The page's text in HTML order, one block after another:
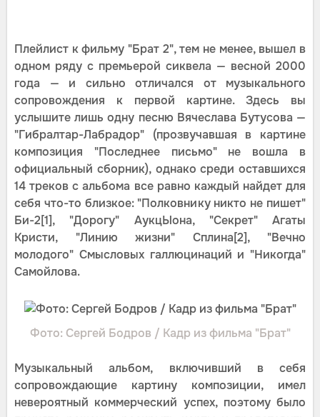
Плейлист к фильму "Брат 2", тем не менее, вышел в
одном ряду с премьерой сиквела — весной 2000
года — и сильно отличался от музыкального
сопровождения к первой картине. Здесь вы
услышите лишь одну песню Вячеслава Бутусова —
"Гибралтар-Лабрадор" (прозвучавшая в картине
композиция "Последнее письмо" не вошла в
официальный сборник), однако среди оставшихся
14 треков с альбома все равно каждый найдет для
себя что-то близкое: "Полковнику никто не пишет"
Би-2[1], "Дорогу" АукцЫона, "Секрет" Агаты
Кристи, "Линию жизни" Сплина[2], "Вечно
молодого" Смысловых галлюцинаций и "Никогда"
Самойлова.
Фото: Сергей Бодров / Кадр из фильма "Брат"
Музыкальный альбом, включивший в себя
сопровождающие картину композиции, имел
невероятный коммерческий успех, поэтому было